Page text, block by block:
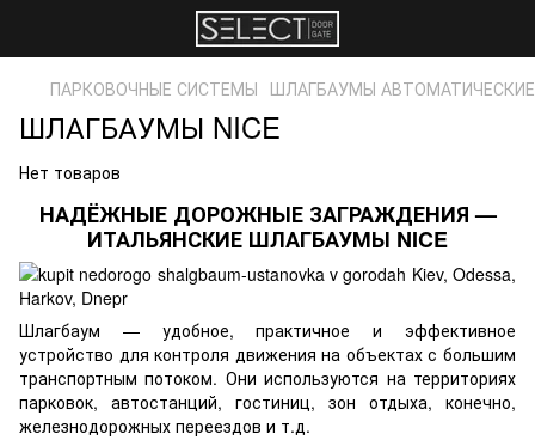
ПАРКОВОЧНЫЕ СИСТЕМЫ ШЛАГБАУМЫ АВТОМАТИЧЕСКИЕ
ШЛАГБАУМЫ NICE
Нет товаров
НАДЁЖНЫЕ ДОРОЖНЫЕ ЗАГРАЖДЕНИЯ —
ИТАЛЬЯНСКИЕ ШЛАГБАУМЫ NICE
Шлагбаум — удобное, практичное и эффективное
устройство для контроля движения на объектах с большим
транспортным потоком. Они используются на территориях
парковок, автостанций, гостиниц, зон отдыха, конечно,
железнодорожных переездов и т.д.